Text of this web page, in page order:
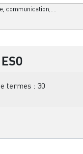
communication,....
termes : 30